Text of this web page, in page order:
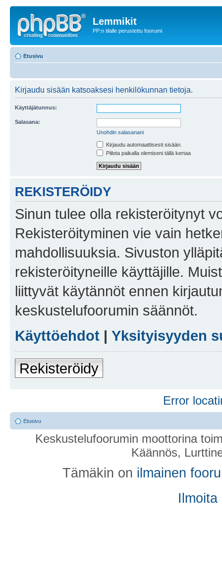
Lemmikit
PP:n tilalle perustettu foorumi
Etusivu
Kirjaudu sisään katsoaksesi henkilökunnan tietoja.
Käyttäjätunnus:
Salasana:
Unohdin salasanani
Kirjaudu automaattisesti sisään.
Piilota paikalla olemiseni tällä kertaa
REKISTERÖIDY
Sinun tulee olla rekisteröitynyt
Rekisteröityminen vie vain
mahdollisuuksia. Sivuston
rekisteröityneille käyttäjille.
liittyvät käytännöt ennen
keskustelufoorumin säännöt.
Käyttöehdot | Yksityisyyden
Rekisteröidy
Error
Etusivu
Keskustelufoorumin moottorina
Käännös,
Tämäkin on ilmainen